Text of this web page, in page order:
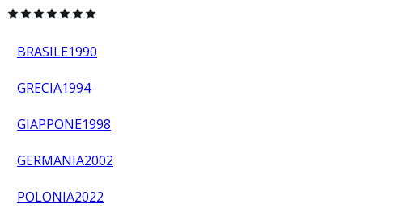
BRASILE1990
GRECIA1994
GIAPPONE1998
GERMANIA2002
POLONIA2022